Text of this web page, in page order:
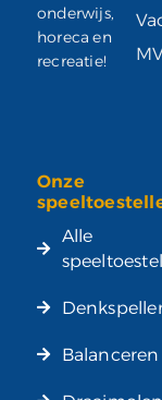
onderwijs,
horeca en
recreatie!
Onze
Alle
Balanceren